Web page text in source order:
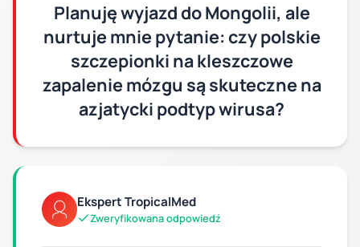
Planuję wyjazd do Mongolii, ale
nurtuje mnie pytanie: czy polskie
szczepionki na kleszczowe
zapalenie mózgu są skuteczne na
azjatycki podtyp wirusa?
Ekspert TropicalMed
Zweryfikowana odpowiedź